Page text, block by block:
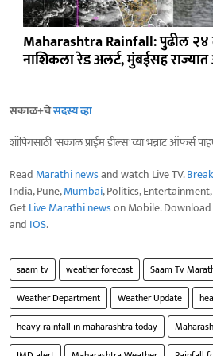
Maharashtra Rainfall: पुढील २४
नाशिकला रेड अलर्ट, मुंबईसह राज्यात
सकाळ+चेसदस्य व्हा
शॉपिंगसाठी 'सकाळ प्राईम डील्स'च्या भन्नाट ऑफर्स
Read Marathi newsand watch Live TV.
India, Pune,Mumbai, Politics,
GetLive Marathi newson Mobile.
and IOS.
saam tv weather forecast Saam Tv
Weather Department
Weather Update
heavy rainfall in maharashtra today